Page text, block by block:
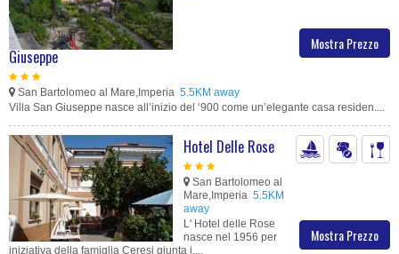
Mostra Prezzo
Giuseppe
San Bartolomeo al Mare,Imperia 5.5KM away
Villa San Giuseppe nasce all’inizio del ‘900 come un’elegante casa residen....
Mostra Prezzo
Hotel Delle Rose
San Bartolomeo al
Mare,Imperia 5.5KM
away
L' Hotel delle Rose
nasce nel 1956 per
iniziativa della famiglia Ceresi giunta i....